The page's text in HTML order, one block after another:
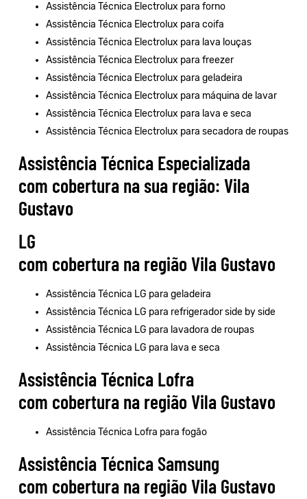
Assistência Técnica Electrolux para forno
Assistência Técnica Electrolux para coifa
Assistência Técnica Electrolux para lava louças
Assistência Técnica Electrolux para freezer
Assistência Técnica Electrolux para geladeira
Assistência Técnica Electrolux para máquina de lavar
Assistência Técnica Electrolux para lava e seca
Assistência Técnica Electrolux para secadora de roupas
Assistência Técnica Especializada
com cobertura na sua região: Vila
Gustavo
LG
com cobertura na região Vila Gustavo
Assistência Técnica LG para geladeira
Assistência Técnica LG para refrigerador side by side
Assistência Técnica LG para lavadora de roupas
Assistência Técnica LG para lava e seca
Assistência Técnica Lofra
com cobertura na região Vila Gustavo
Assistência Técnica Lofra para fogão
Assistência Técnica Samsung
com cobertura na região Vila Gustavo